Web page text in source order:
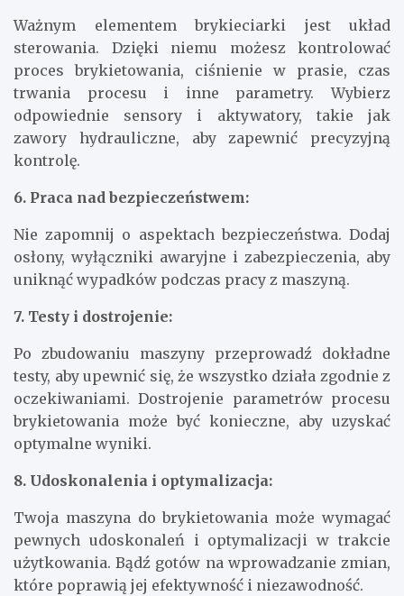
Ważnym elementem brykieciarki jest układ
sterowania. Dzięki niemu możesz kontrolować
proces brykietowania, ciśnienie w prasie, czas
trwania procesu i inne parametry. Wybierz
odpowiednie sensory i aktywatory, takie jak
zawory hydrauliczne, aby zapewnić precyzyjną
kontrolę.
6. Praca nad bezpieczeństwem:
Nie zapomnij o aspektach bezpieczeństwa. Dodaj
osłony, wyłączniki awaryjne i zabezpieczenia, aby
uniknąć wypadków podczas pracy z maszyną.
7. Testy i dostrojenie:
Po zbudowaniu maszyny przeprowadź dokładne
testy, aby upewnić się, że wszystko działa zgodnie z
oczekiwaniami. Dostrojenie parametrów procesu
brykietowania może być konieczne, aby uzyskać
optymalne wyniki.
8. Udoskonalenia i optymalizacja:
Twoja maszyna do brykietowania może wymagać
pewnych udoskonaleń i optymalizacji w trakcie
użytkowania. Bądź gotów na wprowadzanie zmian,
które poprawią jej efektywność i niezawodność.